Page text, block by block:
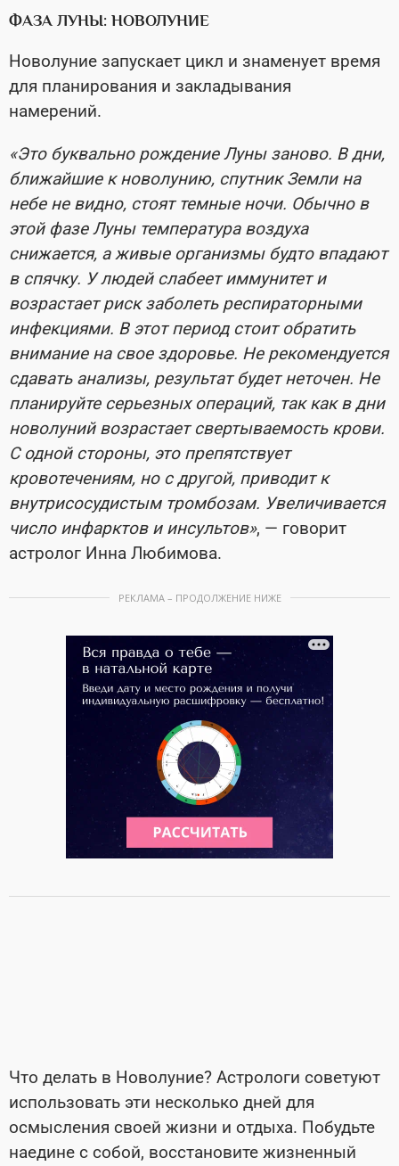
ФАЗА ЛУНЫ: НОВОЛУНИЕ
Новолуние запускает цикл и знаменует время
для планирования и закладывания
намерений.
«Это буквально рождение Луны заново. В дни,
ближайшие к новолунию, спутник Земли на
небе не видно, стоят темные ночи. Обычно в
этой фазе Луны температура воздуха
снижается, а живые организмы будто впадают
в спячку. У людей слабеет иммунитет и
возрастает риск заболеть респираторными
инфекциями. В этот период стоит обратить
внимание на свое здоровье. Не рекомендуется
сдавать анализы, результат будет неточен. Не
планируйте серьезных операций, так как в дни
новолуний возрастает свертываемость крови.
С одной стороны, это препятствует
кровотечениям, но с другой, приводит к
внутрисосудистым тромбозам. Увеличивается
число инфарктов и инсультов», — говорит
астролог Инна Любимова.
РЕКЛАМА – ПРОДОЛЖЕНИЕ НИЖЕ
Что делать в Новолуние? Астрологи советуют
использовать эти несколько дней для
осмысления своей жизни и отдыха. Побудьте
наедине с собой, восстановите жизненный